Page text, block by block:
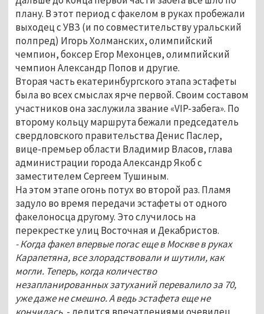
плану. В этот период с факелом в руках пробежали
выходец с УВЗ (и по совместительству уральский
полпред) Игорь Холманских, олимпийский
чемпион, боксер Егор Мехонцев, олимпийский
чемпион Александр Попов и другие.
Вторая часть екатеринбургского этапа эстафеты
была во всех смыслах ярче первой. Своим составом
участников она заслужила звание «VIP-забега». По
второму кольцу маршрута бежали председатель
свердловского правительства Денис Паслер,
вице-премьер области Владимир Власов, глава
администрации города Александр Якоб с
заместителем Сергеем Тушиным.
На этом этапе огонь потух во второй раз. Пламя
задуло во время передачи эстафеты от одного
факелоносца другому. Это случилось на
перекрестке улиц Восточная и Декабристов.
- Когда факел впервые погас еще в Москве в руках
Карапетяна, все злорадствовали и шутили, как
могли. Теперь, когда количество
незапланированных затуханий перевалило за 70,
уже даже не смешно. А ведь эстафета еще не